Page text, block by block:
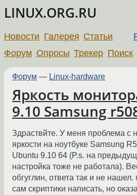
LINUX.ORG.RU
Новости Галерея Статьи
Форум Опросы Трекер Поиск
Форум — Linux-hardware
Яркость
9.10 Samsung
Здраствйте. У меня проблема с
яркости на ноутбуке Samsung
Ubuntu 9.10 64 (P.s. на
настройка тоже не работала).
обгуглин, ответа так и не нашел.
сам скриптики написать, но